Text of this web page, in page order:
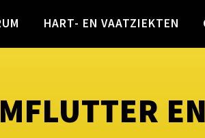
HART- EN VAATZIEKTEN